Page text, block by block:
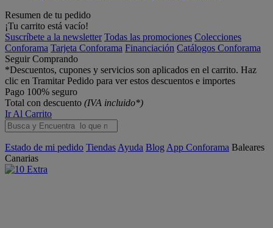
Resumen de tu pedido
¡Tu carrito está vacío!
Suscríbete a la newsletter Todas las promociones Colecciones
Conforama Tarjeta Conforama Financiación Catálogos Conforama
Seguir Comprando
*Descuentos, cupones y servicios son aplicados en el carrito. Haz
clic en Tramitar Pedido para ver estos descuentos e importes
Pago 100% seguro
Total con descuento (IVA incluido*)
Ir Al Carrito
Estado de mi pedido Tiendas Ayuda Blog App Conforama Baleares
Canarias